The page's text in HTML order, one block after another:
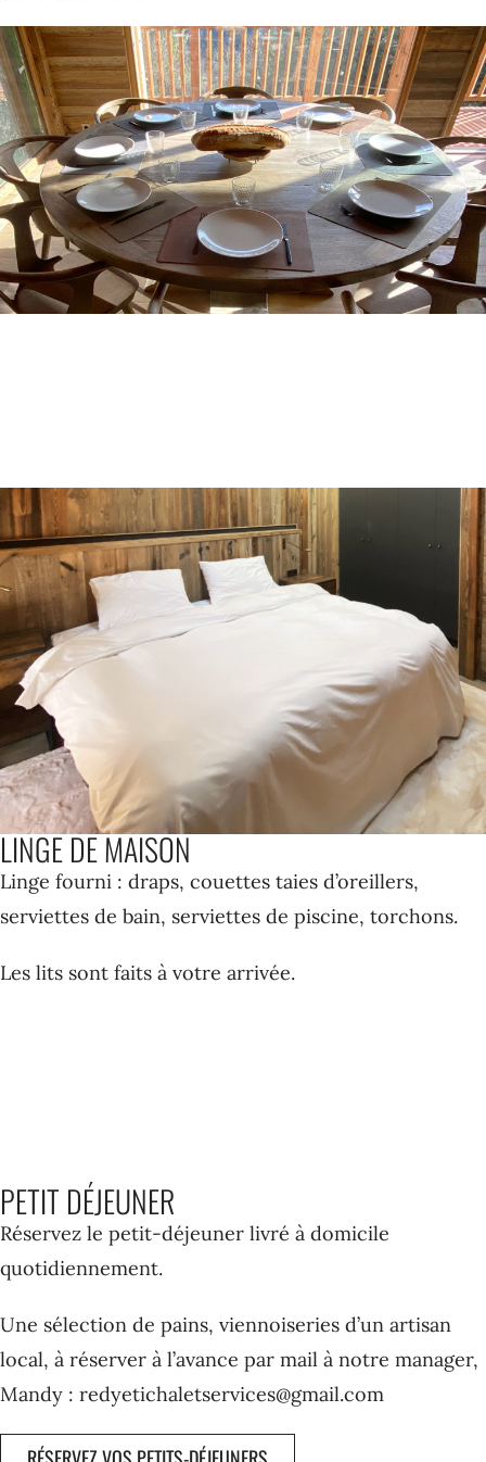
LINGE DE MAISON
Linge fourni : draps, couettes taies d’oreillers,
serviettes de bain, serviettes de piscine, torchons.
Les lits sont faits à votre arrivée.
PETIT DÉJEUNER
Réservez le petit-déjeuner livré à domicile
quotidiennement.
Une sélection de pains, viennoiseries d’un artisan
local, à réserver à l’avance par mail à notre manager,
Mandy : redyetichaletservices@gmail.com